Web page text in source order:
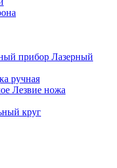
Лазерный
ручная
Лезвие ножа
круг